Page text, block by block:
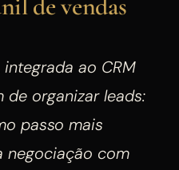
ao CRM
organizar leads:
passo mais
negociação com